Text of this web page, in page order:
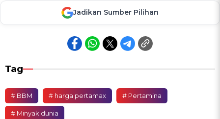
Jadikan Sumber Pilihan
Tag
# BBM # harga pertamax # Pertamina
# Minyak dunia